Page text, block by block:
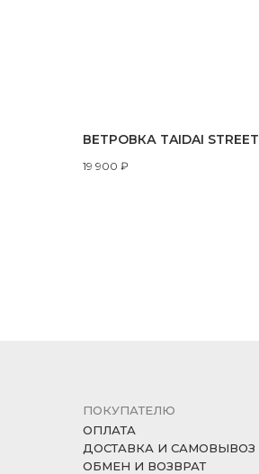
ВЕТРОВКА TAIDAI STREET
19 900 ₽
ПОКУПАТЕЛЮ
ОПЛАТА
ДОСТАВКА И САМОВЫВОЗ
ОБМЕН И ВОЗВРАТ